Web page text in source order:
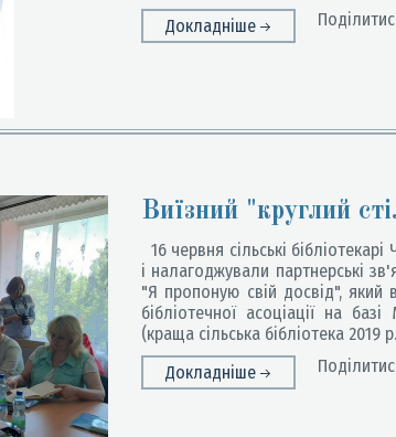
Докладніше
Виїзний "круглий
16 червня сільські
і налагоджували партнерські
"Я пропоную свій досвід", який
бібліотечної асоціації на
(краща сільська бібліотека
Докладніше